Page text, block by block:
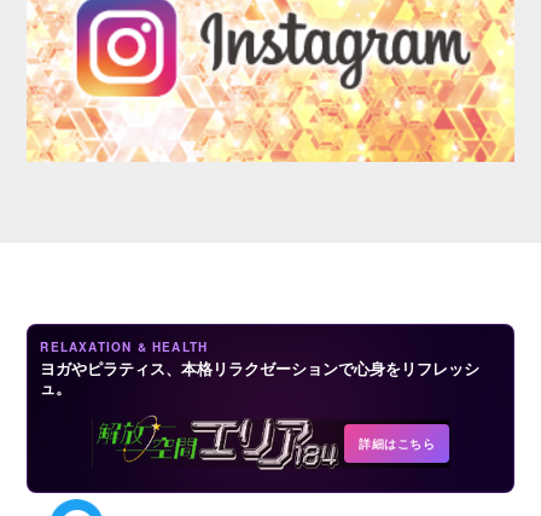
RELAXATION & HEALTH
ヨガやピラティス、本格リラクゼーションで心身をリフレッシ
ュ。
詳細はこちら